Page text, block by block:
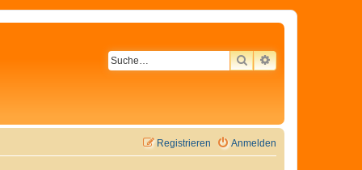
SUCHEERWEITERTE
Anmelden
Registrieren